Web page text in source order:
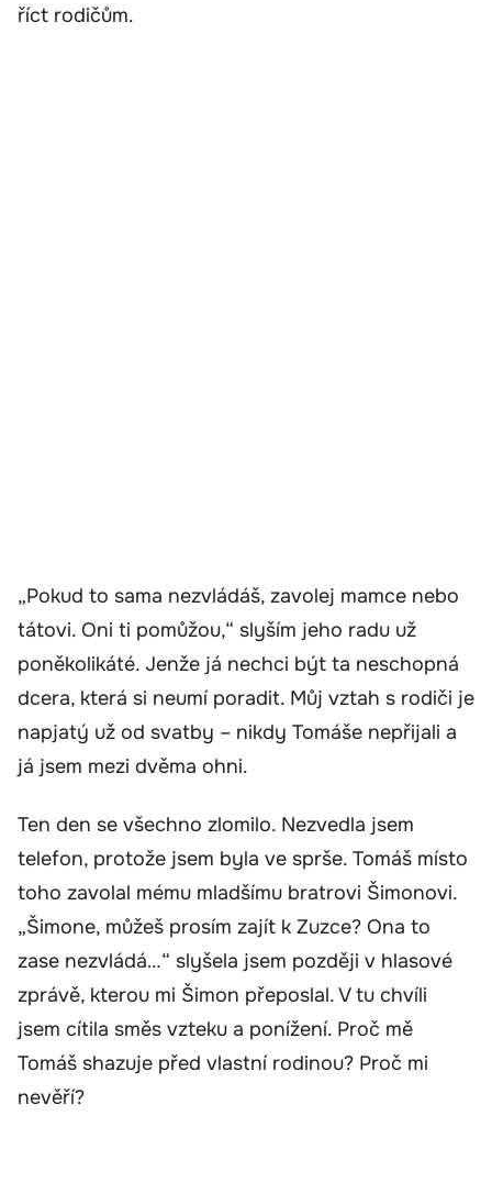
říct rodičům.
„Pokud to sama nezvládáš, zavolej mamce nebo
tátovi. Oni ti pomůžou,“ slyším jeho radu už
poněkolikáté. Jenže já nechci být ta neschopná
dcera, která si neumí poradit. Můj vztah s rodiči je
napjatý už od svatby – nikdy Tomáše nepřijali a
já jsem mezi dvěma ohni.
Ten den se všechno zlomilo. Nezvedla jsem
telefon, protože jsem byla ve sprše. Tomáš místo
toho zavolal mému mladšímu bratrovi Šimonovi.
„Šimone, můžeš prosím zajít k Zuzce? Ona to
zase nezvládá…“ slyšela jsem později v hlasové
zprávě, kterou mi Šimon přeposlal. V tu chvíli
jsem cítila směs vzteku a ponížení. Proč mě
Tomáš shazuje před vlastní rodinou? Proč mi
nevěří?